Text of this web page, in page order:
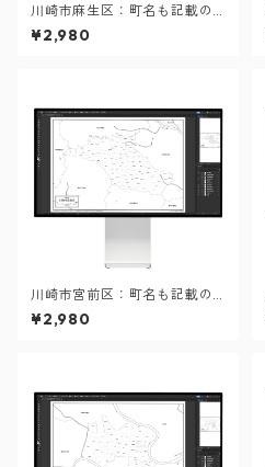
川崎市麻生区：町名も記載の
地図データ（PDF・Aiファイ
ル）
¥2,980
川崎市宮前区：町名も記載の
地図データ（PDF・Aiファイ
ル）
¥2,980